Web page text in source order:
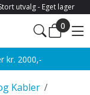
utvalg - Eget lager
0
kr. 2000,-
/
Kabler